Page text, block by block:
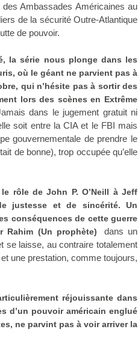
Ambassades Américaines au
de la sécurité Outre-Atlantique
de pouvoir.
la série nous plonge dans les
où le géant ne parvient pas à
qui n’hésite pas à sortir des
lors des scènes en Extrême
dans le jugement gratuit ni
soit entre la CIA et le FBI mais
gouvernementale de prendre le
de bonne), trop occupée qu’elle
rôle de John P. O’Neill à Jeff
justesse et de sincérité. Un
conséquences de cette guerre
Rahim (Un prophète)
dans un
se laisse, au contraire totalement
une prestation, comme toujours,
réjouissante dans
d’un pouvoir américain englué
ne parvint pas à voir arriver la